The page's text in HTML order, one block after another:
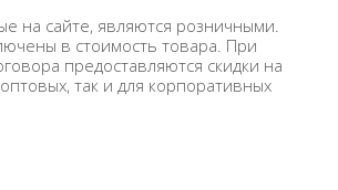
на сайте, являются розничными.
в стоимость товара. При
предоставляются скидки на
так и для корпоративных